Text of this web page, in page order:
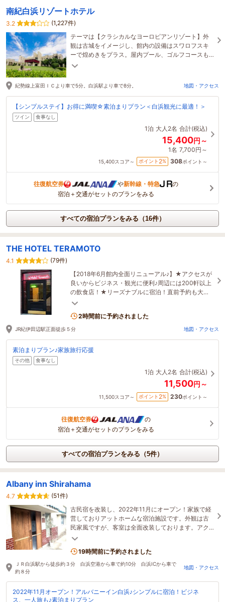
南紀白浜リゾートホテル
3.2
(1,227件)
テーマは【クラシカルなヨーロピアンリゾート】外
観は古城をイメージし、館内の設備はスワロフスキ
ーで煌めきをプラス。屋内プール、ゴルフコースも
併設された本格派リゾートをお楽しみ下さい。
紀勢線上富田ＩＣより車で5分。白浜駅より車で8分。 地図・アクセス
【シンプルステイ】お得に満喫☆素泊まりプラン＜白浜観光に最適！＞
ツイン 食事なし
1泊 大人2名 合計(税込)
15,400円～
1名 7,700円～
15,400スコア～ ポイント 2% 308ポイント～
往復航空券 や新幹線・特急
の
宿泊＋交通がセットのプランをみる
すべての宿泊プランをみる（16件）
THE HOTEL TERAMOTO
4.1
(79件)
【2018年6月館内全面リニューアル♪】★アクセスが
良いからビジネス・観光に便利♪周辺には200軒以上
の飲食店！★リーズナブルに宿泊！直前予約も大丈
夫！駐車場無料！WiFi完備！
2時間前に予約されました
JR紀伊田辺駅正面徒歩５分 地図・アクセス
素泊まりプラン♪家族旅行応援
その他 食事なし
1泊 大人2名 合計(税込)
11,500円～
11,500スコア～ ポイント 2% 230ポイント～
往復航空券
の
宿泊＋交通がセットのプランをみる
すべての宿泊プランをみる（5件）
Albany inn Shirahama
4.7
(51件)
古民宿を改装し、2022年11月にオープン！家族で経
営しておりアットホームな宿泊施設です。外観は古
民家風ですが、客室は全面改装しております。アク
ティブに行動したい方におすすめの宿です。
19時間前に予約されました
ＪＲ白浜駅から徒歩約３分 白浜空港から車で約10分 白浜ICから車で
約８分
地図・アクセス
2022年11月オープン！アルバニーイン白浜♪シンプルに宿泊！ビジネ
ス、一人旅も♪素泊まりプラン